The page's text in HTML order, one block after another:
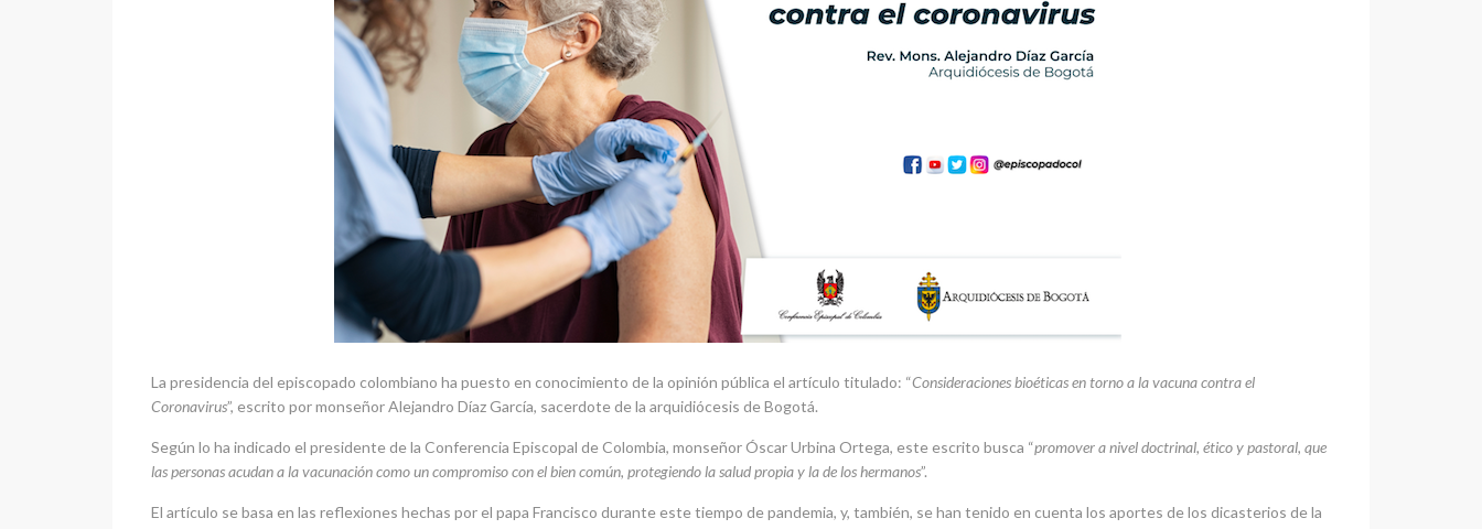
La presidencia del episcopado colombiano ha puesto en conocimiento de la opinión pública el artículo titulado: “Consideraciones bioéticas en torno a la vacuna contra el
Coronavirus”, escrito por monseñor Alejandro Díaz García, sacerdote de la arquidiócesis de Bogotá.
Según lo ha indicado el presidente de la Conferencia Episcopal de Colombia, monseñor Óscar Urbina Ortega, este escrito busca “promover a nivel doctrinal, ético y pastoral, que
las personas acudan a la vacunación como un compromiso con el bien común, protegiendo la salud propia y la de los hermanos”.
El artículo se basa en las reflexiones hechas por el papa Francisco durante este tiempo de pandemia, y, también, se han tenido en cuenta los aportes de los dicasterios de la